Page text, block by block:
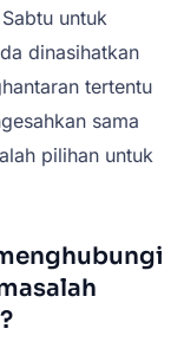
untuk
dinasihatkan
tertentu
sama
pilihan untuk